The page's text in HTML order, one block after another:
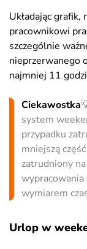
Układając
pracownikowi
szczególnie
nieprzerwanego
najmniej 11
Ciekawostka
system
przypadku
mniejszą
zatrudniony
wymiarem
Urlop w